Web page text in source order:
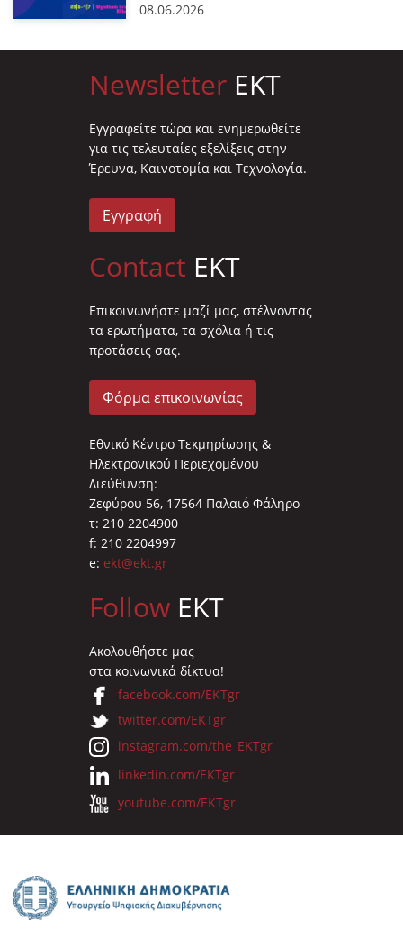
08.06.2026
Newsletter EKT
Eγγραφείτε τώρα και ενημερωθείτε
για τις τελευταίες εξελίξεις στην
Έρευνα, Καινοτομία και Τεχνολογία.
Εγγραφή
Contact EKT
Επικοινωνήστε μαζί μας, στέλνοντας
τα ερωτήματα, τα σχόλια ή τις
προτάσεις σας.
Φόρμα επικοινωνίας
Εθνικό Κέντρο Τεκμηρίωσης &
Ηλεκτρονικού Περιεχομένου
Διεύθυνση:
Ζεφύρου 56, 17564 Παλαιό Φάληρο
τ: 210 2204900
f: 210 2204997
e: ekt@ekt.gr
Follow EKT
Ακολουθήστε μας
στα κοινωνικά δίκτυα!
facebook.com/EKTgr
twitter.com/EKTgr
instagram.com/the_EKTgr
linkedin.com/EKTgr
youtube.com/EKTgr